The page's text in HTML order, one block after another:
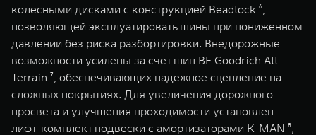
колесными дисками с конструкцией Beadlock ⁶,
позволяющей эксплуатировать шины при пониженном
давлении без риска разбортировки. Внедорожные
возможности усилены за счет шин BF Goodrich All
Terrain ⁷, обеспечивающих надежное сцепление на
сложных покрытиях. Для увеличения дорожного
просвета и улучшения проходимости установлен
лифт-комплект подвески с амортизаторами K-MAN ⁸,